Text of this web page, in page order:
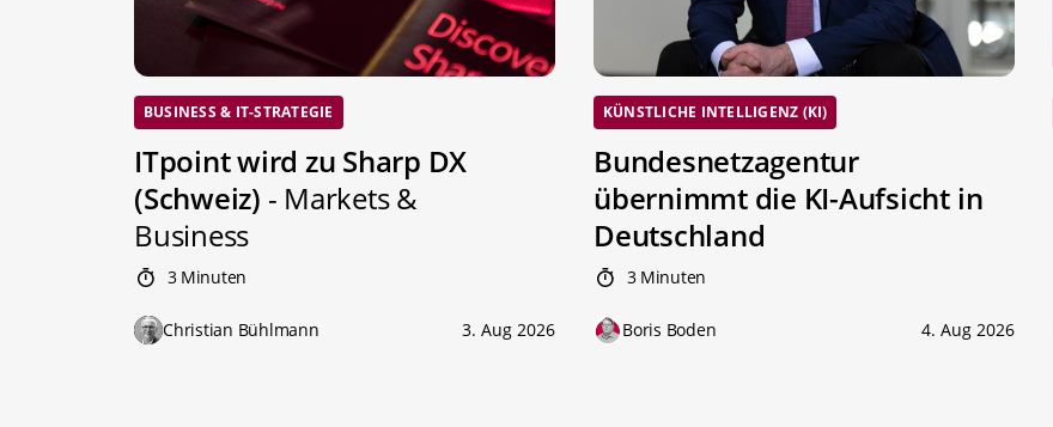
BUSINESS & IT-STRATEGIE
ITpoint wird zu Sharp DX
(Schweiz) - Markets &
Business
3 Minuten
Christian Bühlmann 3. Aug 2026
KÜNSTLICHE INTELLIGENZ (KI)
Bundesnetzagentur
übernimmt die KI-Aufsicht in
Deutschland
3 Minuten
Boris Boden 4. Aug 2026